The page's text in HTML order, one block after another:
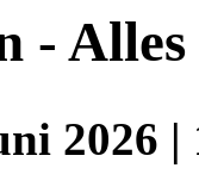
-
2026 |